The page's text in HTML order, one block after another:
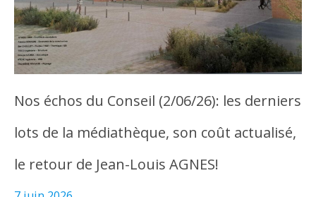
Nos échos du Conseil (2/06/26): les derniers
lots de la médiathèque, son coût actualisé,
le retour de Jean-Louis AGNES!